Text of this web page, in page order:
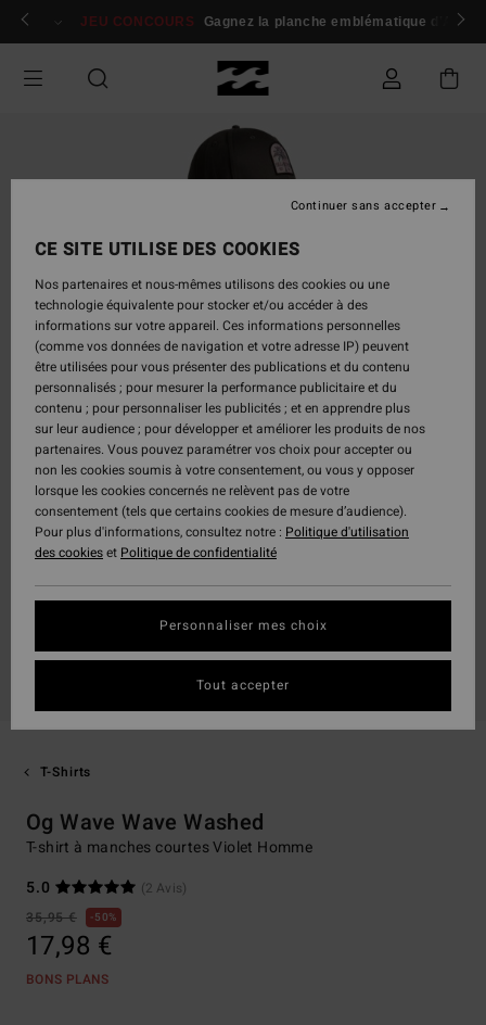
Passer
Se connecter / s'inscrire
JEU CONCOURS Gagnez la planche emblématique d'Andy
T-Shirts
Og Wave Wave Washed
T-shirt à manches courtes Violet Homme
5.0
(2 Avis)
35,95 €
50%
17,98 €
BONS PLANS
CE SITE UTILISE DES COOKIES
Nos partenaires et nous-mêmes utilisons des cookies ou une
technologie équivalente pour stocker et/ou accéder à des
informations sur votre appareil. Ces informations personnelles
(comme vos données de navigation et votre adresse IP) peuvent
être utilisées pour vous présenter des publications et du contenu
personnalisés ; pour mesurer la performance publicitaire et du
contenu ; pour personnaliser les publicités ; et en apprendre plus
sur leur audience ; pour développer et améliorer les produits de nos
partenaires. Vous pouvez paramétrer vos choix pour accepter ou
non les cookies soumis à votre consentement, ou vous y opposer
lorsque les cookies concernés ne relèvent pas de votre
consentement (tels que certains cookies de mesure d’audience).
Pour plus d'informations, consultez notre : Politique d'utilisation
des cookieset Politique de confidentialité
Personnaliser mes choix
Continuer sans accepter
Tout accepter